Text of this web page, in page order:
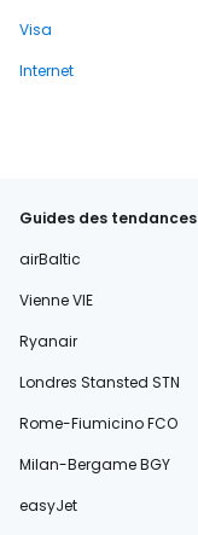
Visa
Internet
Guides des tendances
airBaltic
Vienne VIE
Ryanair
Londres Stansted STN
Rome-Fiumicino FCO
Milan-Bergame BGY
easyJet